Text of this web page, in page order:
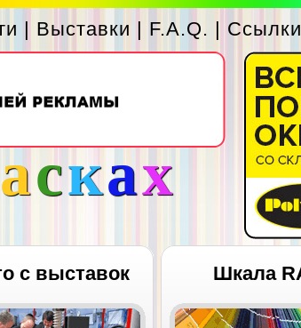
| Выставки | F.A.Q. | Ссылки
асках
с выставок Шкала